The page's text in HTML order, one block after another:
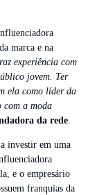
marca e na
experiência com
jovem. Ter
ela como líder da
com a moda
da rede
investir em uma
e o empresário
franquias da